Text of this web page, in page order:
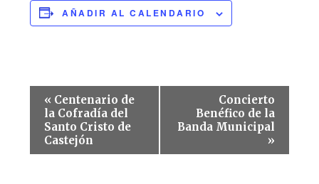
AÑADIR AL CALENDARIO
Navegación
del
Evento
« Centenario de
la Cofradía del
Santo Cristo de
Castejón
Concierto
Benéfico de la
Banda Municipal
»